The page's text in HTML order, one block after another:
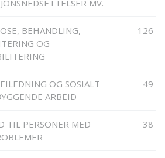
MV.
BEHANDLING,
OG
126
OG SOSIALT
ARBEID
49
TIL PERSONER MED
38